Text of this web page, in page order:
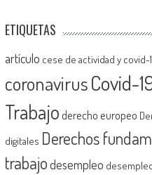
ETIQUETAS
artículo cese de actividad y covid-
coronavirusCovid-
Trabajoderecho europeo
digitales Derechos
trabajodesempleo